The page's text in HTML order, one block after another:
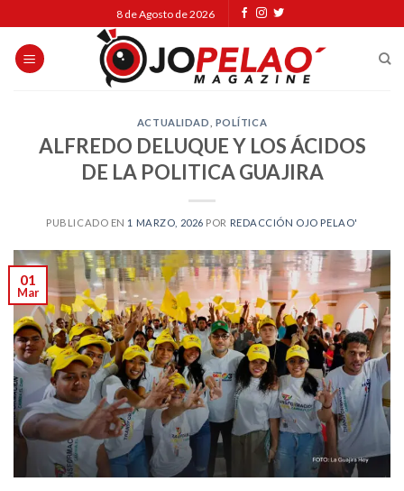
to
content
8 de Agosto de 2026
ACTUALIDAD POLÍTICA
ALFREDO DELUQUE Y LOS ÁCIDOS
DE LA POLITICA GUAJIRA
PUBLICADO EN 1 MARZO, 2026 POR REDACCIÓN OJO PELAO'
01
Mar